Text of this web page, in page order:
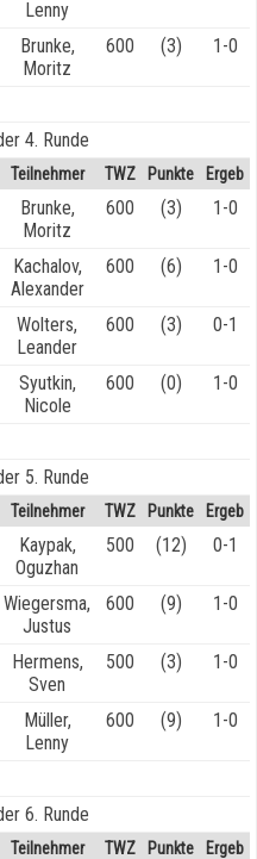
Lenny
Brunke,
Moritz
600 (3) 1-0
4. Runde
Teilnehmer TWZ Punkte Ergeb
Brunke,
Moritz
600 (3) 1-0
Kachalov,
Alexander
600 (6) 1-0
Wolters,
Leander
600 (3) 0-1
Syutkin,
Nicole
600 (0) 1-0
5. Runde
Teilnehmer TWZ Punkte Ergeb
Kaypak,
Oguzhan
500 (12) 0-1
Wiegersma,
Justus
600 (9) 1-0
Hermens,
Sven
500 (3) 1-0
Müller,
Lenny
600 (9) 1-0
6. Runde
Teilnehmer TWZ Punkte Ergeb